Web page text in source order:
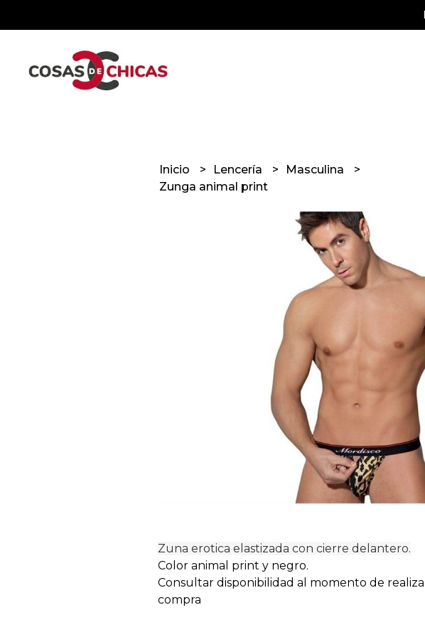
Inicio Lencería
Masculina
Zunga animal print
Zuna erotica elastizada con cierre delantero.
Color animal print y negro.
Consultar disponibilidad al momento de
compra